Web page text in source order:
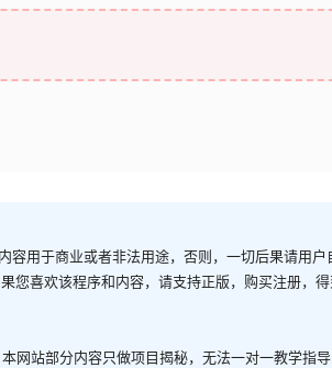
用于商业或者非法用途，否则，一切后果请用
您喜欢该程序和内容，请支持正版，购买注册，
网站部分内容只做项目揭秘，无法一对一教学指